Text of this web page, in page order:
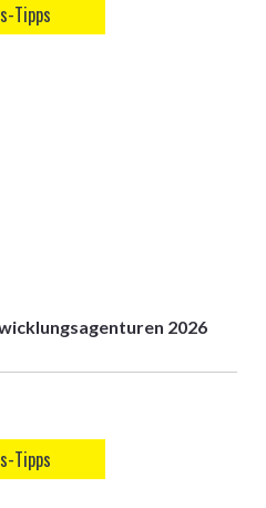
Tipps
2026
Tipps